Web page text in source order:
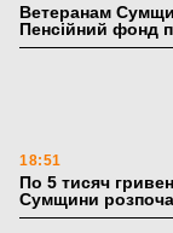
Ветеранам
Пенсійний фонд
18:51
По 5 тисяч
Сумщини